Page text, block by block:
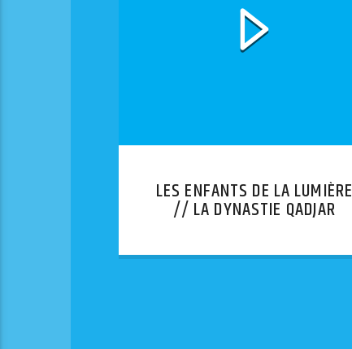
LES ENFANTS DE LA LUMIÈRE
// LA DYNASTIE QADJAR